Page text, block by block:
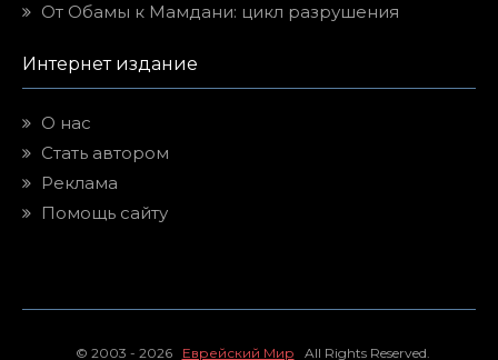
От Обамы к Мамдани: цикл разрушения
Интернет издание
О нас
Стать автором
Реклама
Помощь сайту
© 2003 - 2026 Еврейский Мир All Rights Reserved.